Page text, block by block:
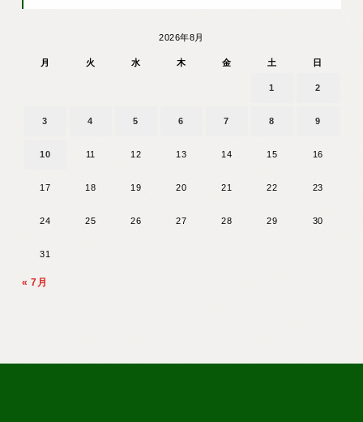
2026年8月
月 火 水 木 金 土 日
1 2
3 4 5 6 7 8 9
10 11 12 13 14 15 16
17 18 19 20 21 22 23
24 25 26 27 28 29 30
31
« 7月